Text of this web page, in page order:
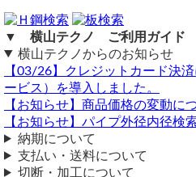
ご理解のほどをよろしくお願い
インボイス制度 適格請求書発
ださい
有限会社横山テクノの登録番号
す
インボイス登録番号につきまし
ます。（注文時に請求書発行依
複雑な加工については図面が必
簡単な加工（穴あけ一箇所や曲
は不要ですが、複数箇所の加工
面の作成をお願いしています。
穴あけや曲げ等の単純な加工で
夫ですが、図面には
値の記載 をお願いいたします。
で図面から数値の拾い出しはで
梱包・送料（3,700円）セイノース
所止め
【合計金額：50,800円】税込 総重
ステンレスパイプの見積もり
外径15mm、肉厚1.5〜2mmのステン
1060mm（106cm）で1本カット希望
り処理も希望。
よろしくお願いいたします。
鏡面仕上げパイプに15φｘ1.5～2.0
16φですと1.5～2.ｔ規格がございま
▼ 横山テクノ ご利用ガイド
横山テクノからのお知らせ
【03/26】クレジットカード決
ービス）を導入しました。
【お知らせ】商品価格の変動に
【お知らせ】パイプ外径内径検
納期について
支払い・送料について
切断・加工について